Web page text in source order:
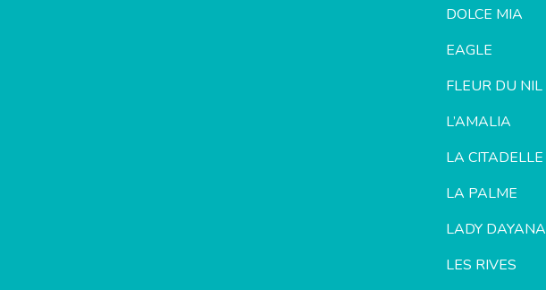
DOLCE MIA
EAGLE
FLEUR DU NIL
L’AMALIA
LA CITADELLE
LA PALME
LADY DAYANA
LES RIVES